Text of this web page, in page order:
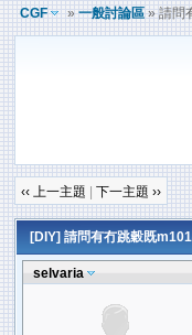
CGF »一般討論區» 請問
‹‹ 上一主題 |下一主題 ››
[DIY] 請問有冇跳穀既
selvaria